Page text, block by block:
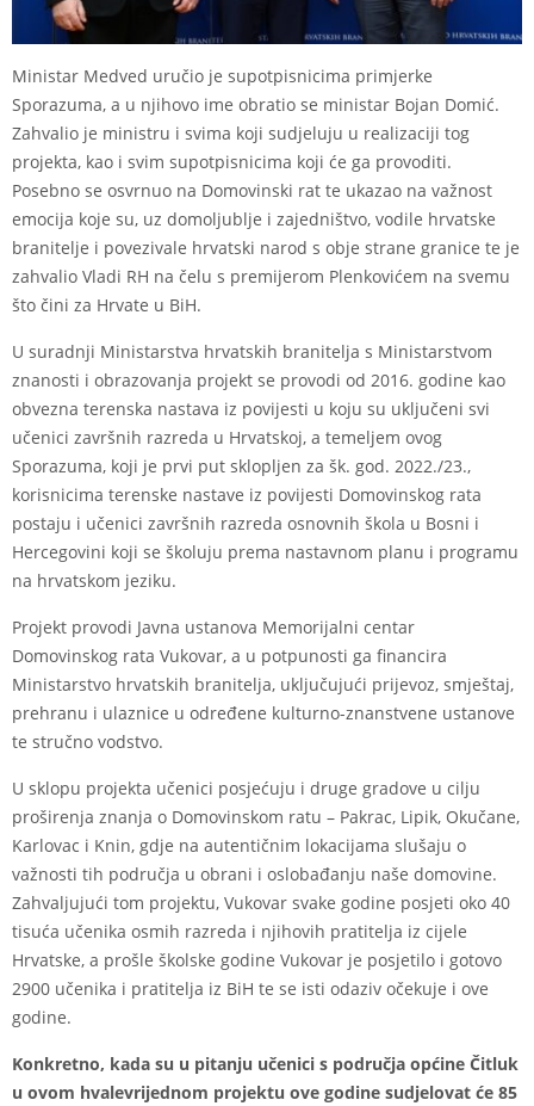
Ministar Medved uručio je supotpisnicima primjerke
Sporazuma, a u njihovo ime obratio se ministar Bojan Domić.
Zahvalio je ministru i svima koji sudjeluju u realizaciji tog
projekta, kao i svim supotpisnicima koji će ga provoditi.
Posebno se osvrnuo na Domovinski rat te ukazao na važnost
emocija koje su, uz domoljublje i zajedništvo, vodile hrvatske
branitelje i povezivale hrvatski narod s obje strane granice te je
zahvalio Vladi RH na čelu s premijerom Plenkovićem na svemu
što čini za Hrvate u BiH.
U suradnji Ministarstva hrvatskih branitelja s Ministarstvom
znanosti i obrazovanja projekt se provodi od 2016. godine kao
obvezna terenska nastava iz povijesti u koju su uključeni svi
učenici završnih razreda u Hrvatskoj, a temeljem ovog
Sporazuma, koji je prvi put sklopljen za šk. god. 2022./23.,
korisnicima terenske nastave iz povijesti Domovinskog rata
postaju i učenici završnih razreda osnovnih škola u Bosni i
Hercegovini koji se školuju prema nastavnom planu i programu
na hrvatskom jeziku.
Projekt provodi Javna ustanova Memorijalni centar
Domovinskog rata Vukovar, a u potpunosti ga financira
Ministarstvo hrvatskih branitelja, uključujući prijevoz, smještaj,
prehranu i ulaznice u određene kulturno-znanstvene ustanove
te stručno vodstvo.
U sklopu projekta učenici posjećuju i druge gradove u cilju
proširenja znanja o Domovinskom ratu – Pakrac, Lipik, Okučane,
Karlovac i Knin, gdje na autentičnim lokacijama slušaju o
važnosti tih područja u obrani i oslobađanju naše domovine.
Zahvaljujući tom projektu, Vukovar svake godine posjeti oko 40
tisuća učenika osmih razreda i njihovih pratitelja iz cijele
Hrvatske, a prošle školske godine Vukovar je posjetilo i gotovo
2900 učenika i pratitelja iz BiH te se isti odaziv očekuje i ove
godine.
Konkretno, kada su u pitanju učenici s područja općine Čitluk
u ovom hvalevrijednom projektu ove godine sudjelovat će 85